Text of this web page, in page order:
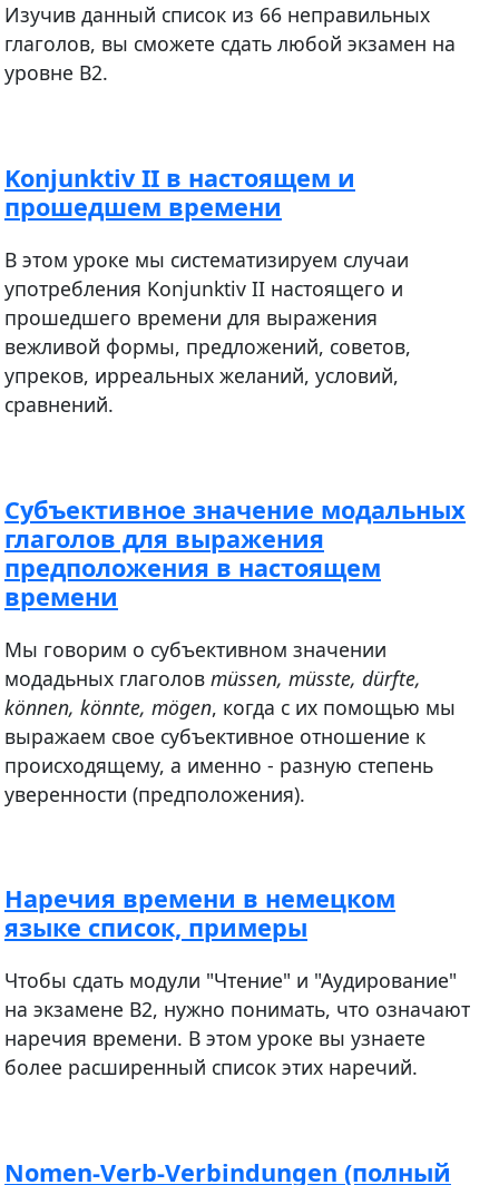
Изучив данный список из 66 неправильных
глаголов, вы сможете сдать любой экзамен на
уровне В2.
Konjunktiv II в настоящем и
прошедшем времени
В этом уроке мы систематизируем случаи
употребления Konjunktiv II настоящего и
прошедшего времени для выражения
вежливой формы, предложений, советов,
упреков, ирреальных желаний, условий,
сравнений.
Субъективное значение модальных
глаголов для выражения
предположения в настоящем
времени
Мы говорим о субъективном значении
модадьных глаголов müssen, müsste, dürfte,
können, könnte, mögen, когда с их помощью мы
выражаем свое субъективное отношение к
происходящему, а именно - разную степень
уверенности (предположения).
Наречия времени в немецком
языке список, примеры
Чтобы сдать модули "Чтение" и "Аудирование"
на экзамене В2, нужно понимать, что означают
наречия времени. В этом уроке вы узнаете
более расширенный список этих наречий.
Nomen-Verb-Verbindungen (полный